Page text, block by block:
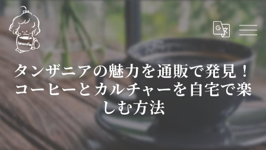
タンザニアの魅力を通販で発見！
コーヒーとカルチャーを自宅で楽
しむ方法